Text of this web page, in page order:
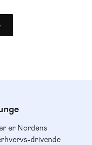
er Nordens
drivende